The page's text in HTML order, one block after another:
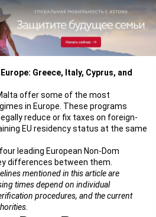
Greece, Italy, Cyprus, and
offer some of the most
in Europe. These programs
reduce or fix taxes on foreign-
EU residency status at the same
leading European Non-Dom
differences between them.
mentioned in this article are
times depend on individual
procedures, and the current